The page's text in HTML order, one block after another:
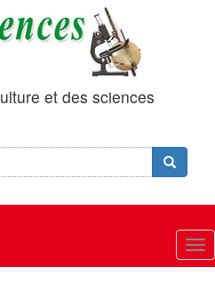
et des sciences
Search